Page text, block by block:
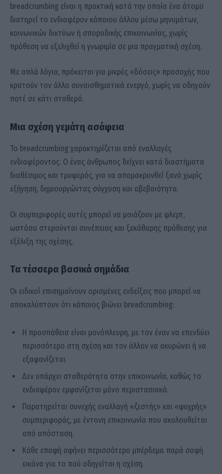
breadcrumbing είναι η πρακτική κατά την οποία ένα άτομο
διατηρεί το ενδιαφέρον κάποιου άλλου μέσω μηνυμάτων,
κοινωνικών δικτύων ή σποραδικής επικοινωνίας, χωρίς
πρόθεση να εξελιχθεί η γνωριμία σε μια πραγματική σχέση.
Με απλά λόγια, πρόκειται για μικρές «δόσεις» προσοχής που
κρατούν τον άλλο συναισθηματικά ενεργό, χωρίς να οδηγούν
ποτέ σε κάτι σταθερό.
Μια σχέση γεμάτη ασάφεια
Το breadcrumbing χαρακτηρίζεται από εναλλαγές
ενδιαφέροντος. Ο ένας άνθρωπος δείχνει κατά διαστήματα
διαθέσιμος και τρυφερός, για να απομακρυνθεί ξανά χωρίς
εξήγηση, δημιουργώντας σύγχυση και αβεβαιότητα.
Οι συμπεριφορές αυτές μπορεί να μοιάζουν με φλερτ,
ωστόσο στερούνται συνέπειας και ξεκάθαρης πρόθεσης για
εξέλιξη της σχέσης.
Τα τέσσερα βασικά σημάδια
Οι ειδικοί επισημαίνουν ορισμένες ενδείξεις που μπορεί να
αποκαλύπτουν ότι κάποιος βιώνει breadcrumbing:
Η προσπάθεια είναι μονόπλευρη, με τον έναν να επενδύει
περισσότερο στη σχέση και τον άλλον να ακυρώνει ή να
εξαφανίζεται.
Δεν υπάρχει σταθερότητα στην επικοινωνία, καθώς το
ενδιαφέρον εμφανίζεται μόνο περιστασιακά.
Παρατηρείται συνεχής εναλλαγή «ζεστής» και «ψυχρής»
συμπεριφοράς, με έντονη επικοινωνία που ακολουθείται
από απόσταση.
Κάθε επαφή αφήνει περισσότερο μπέρδεμα παρά σαφή
εικόνα για το πού οδηγείται η σχέση.